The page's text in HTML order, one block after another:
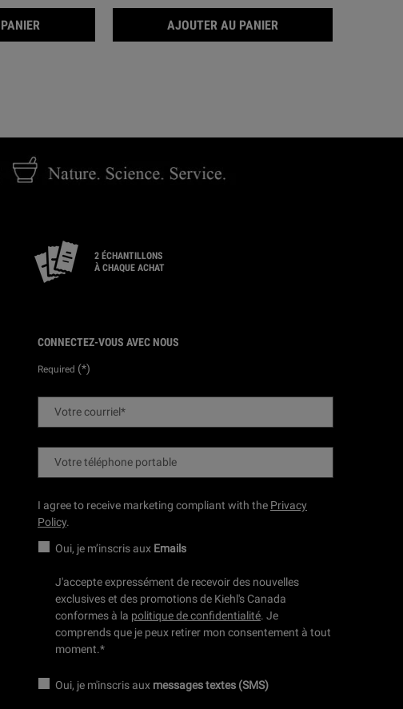
SHAMPOOING AUX ACIDES AMINÉS
AJOUTER AU PANIER
2 ÉCHANTILLONS
À CHAQUE ACHAT
CONNECTEZ-VOUS AVEC NOUS
Required (*)
Votre courriel*
Votre téléphone portable
I agree to receive marketing compliant with the Privacy
Policy.
Oui, je m’inscris aux Emails
J'accepte expressément de recevoir des nouvelles
exclusives et des promotions de Kiehl's Canada
conformes à la politique de confidentialité. Je
comprends que je peux retirer mon consentement à tout
moment.*
Oui, je m'inscris aux messages textes (SMS)